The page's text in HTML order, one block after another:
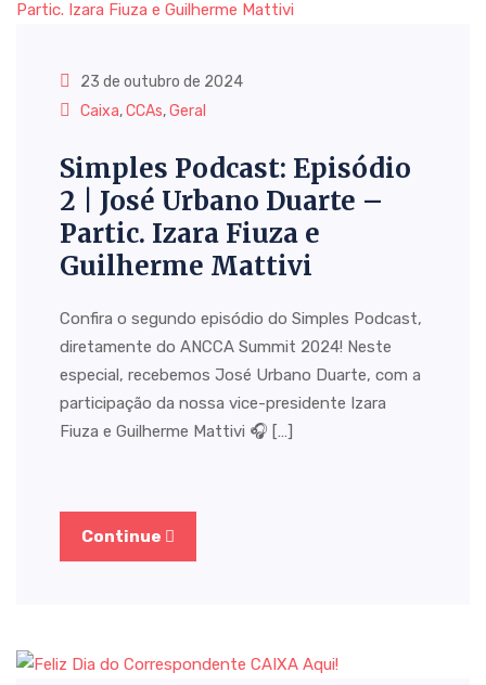
23 de outubro de 2024
Caixa,CCAs,Geral
Simples Podcast: Episódio
2 | José Urbano Duarte –
Partic. Izara Fiuza e
Guilherme Mattivi
Confira o segundo episódio do Simples Podcast,
diretamente do ANCCA Summit 2024! Neste
especial, recebemos José Urbano Duarte, com a
participação da nossa vice-presidente Izara
Fiuza e Guilherme Mattivi 🎧 […]
Continue